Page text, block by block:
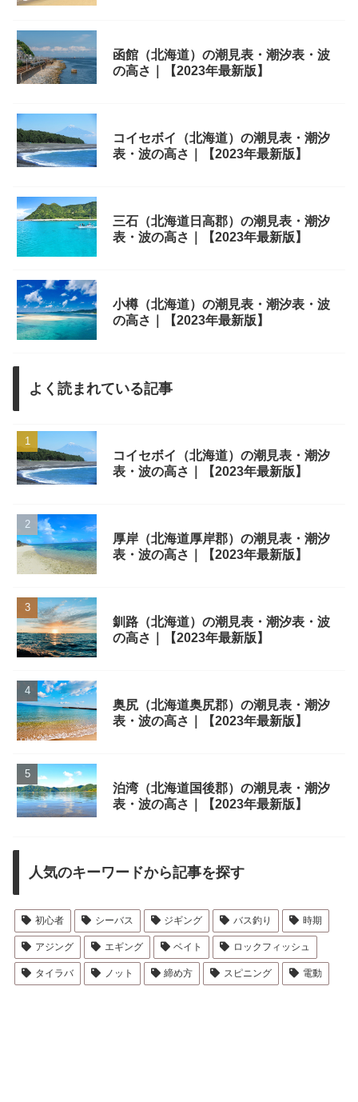
函館（北海道）の潮見表・潮汐表・波
の高さ｜【2023年最新版】
コイセボイ（北海道）の潮見表・潮汐
表・波の高さ｜【2023年最新版】
三石（北海道日高郡）の潮見表・潮汐
表・波の高さ｜【2023年最新版】
小樽（北海道）の潮見表・潮汐表・波
の高さ｜【2023年最新版】
よく読まれている記事
コイセボイ（北海道）の潮見表・潮汐
表・波の高さ｜【2023年最新版】
厚岸（北海道厚岸郡）の潮見表・潮汐
表・波の高さ｜【2023年最新版】
釧路（北海道）の潮見表・潮汐表・波
の高さ｜【2023年最新版】
奥尻（北海道奥尻郡）の潮見表・潮汐
表・波の高さ｜【2023年最新版】
泊湾（北海道国後郡）の潮見表・潮汐
表・波の高さ｜【2023年最新版】
人気のキーワードから記事を探す
初心者 シーバス ジギング バス釣り 時期
アジング エギング ベイト ロックフィッシュ
タイラバ ノット 締め方 スピニング 電動